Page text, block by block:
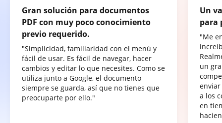
Gran solución para documentos
PDF con muy poco conocimiento
previo requerido.
"Simplicidad, familiaridad con el menú y
fácil de usar. Es fácil de navegar, hacer
cambios y editar lo que necesites. Como se
utiliza junto a Google, el documento
siempre se guarda, así que no tienes que
preocuparte por ello."
Un
para
"Me
un
a los
en